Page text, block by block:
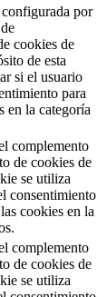
por
cookies de
de esta
si el usuario
para
en la categoría
complemento
de cookies de
se utiliza
consentimiento
cookies en la
complemento
de cookies de
se utiliza